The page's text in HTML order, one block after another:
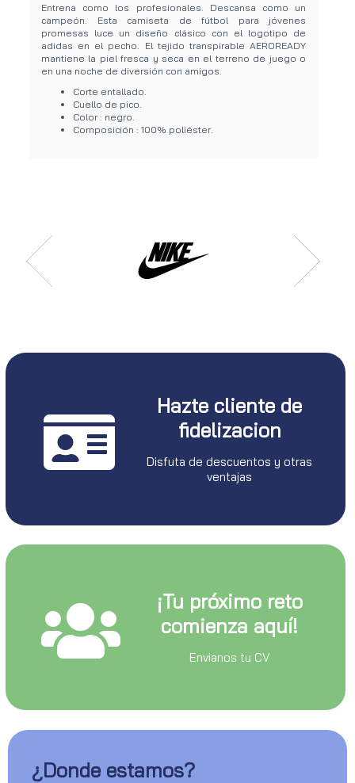
Entrena como los profesionales. Descansa como un
campeón. Esta camiseta de fútbol para jóvenes
promesas luce un diseño clásico con el logotipo de
adidas en el pecho. El tejido transpirable AEROREADY
mantiene la piel fresca y seca en el terreno de juego o
en una noche de diversión con amigos.
Corte entallado.
Cuello de pico.
Color : negro.
Composición : 100% poliéster.
Hazte cliente de
fidelizacion
Disfuta de descuentos y otras
ventajas
¡Tu próximo reto
comienza aquí!
Envianos tu CV
¿Donde estamos?